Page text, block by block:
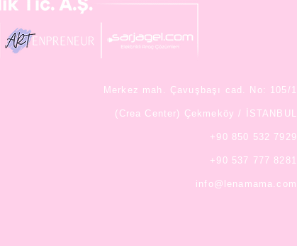
Merkez mah. Çavuşbaşı cad. No: 105/1
(Crea Center) Çekmeköy / İSTANBUL
+90 850 532 7929
+90 537 777 8281
info@lenamama.com